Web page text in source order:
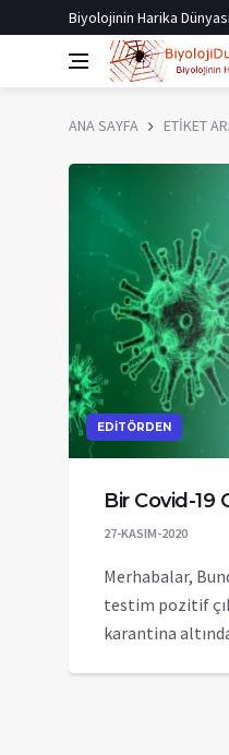
Biyolojinin Harika Dünyası
ANA SAYFA ETİKET
EDİTÖRDEN
Bir Covid-19
27-KASIM-2020
Merhabalar,
testim pozitif
karantina altında